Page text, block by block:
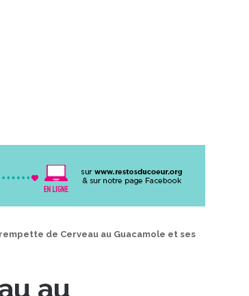
de Cerveau au Guacamole et ses
au